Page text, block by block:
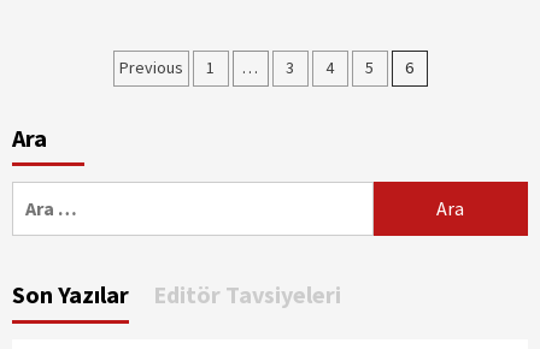
Yazı
Previous 1 … 3 4 5 6
Ara
Son Yazılar Editör Tavsiyeleri